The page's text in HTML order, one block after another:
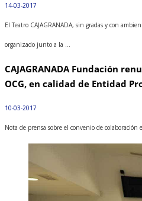
14-03-2017
El Teatro CAJAGRANADA, sin gradas y con
organizado junto a la ...
CAJAGRANADA Fundación
OCG, en calidad de Entidad
10-03-2017
Nota de prensa sobre el convenio de